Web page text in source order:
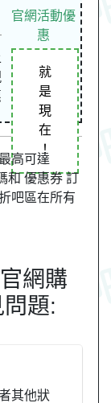
官網活動優
惠
就
是
現
在
！
高可達
和 優惠券 訂
吧區在所有
網購
題:
其他狀